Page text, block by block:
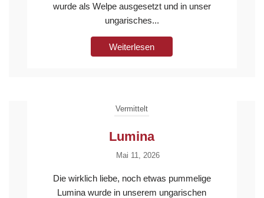
wurde als Welpe ausgesetzt und in unser
ungarisches...
Weiterlesen
Vermittelt
Lumina
Mai 11, 2026
Die wirklich liebe, noch etwas pummelige
Lumina wurde in unserem ungarischen